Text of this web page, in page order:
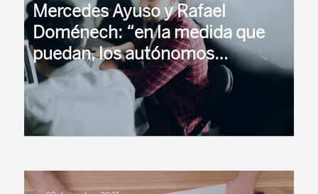
Mercedes Ayuso y Rafael
Doménech: “en la medida que
puedan, los autónomos
deberían incrementar sus
cotizaciones enviando salario
diferido al futuro”
Mercedes Ayuso es catedrática dela Universidad de
Barcelona y miembro del Foro deExpertos del